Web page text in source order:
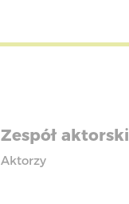
Zespół aktorski
Aktorzy